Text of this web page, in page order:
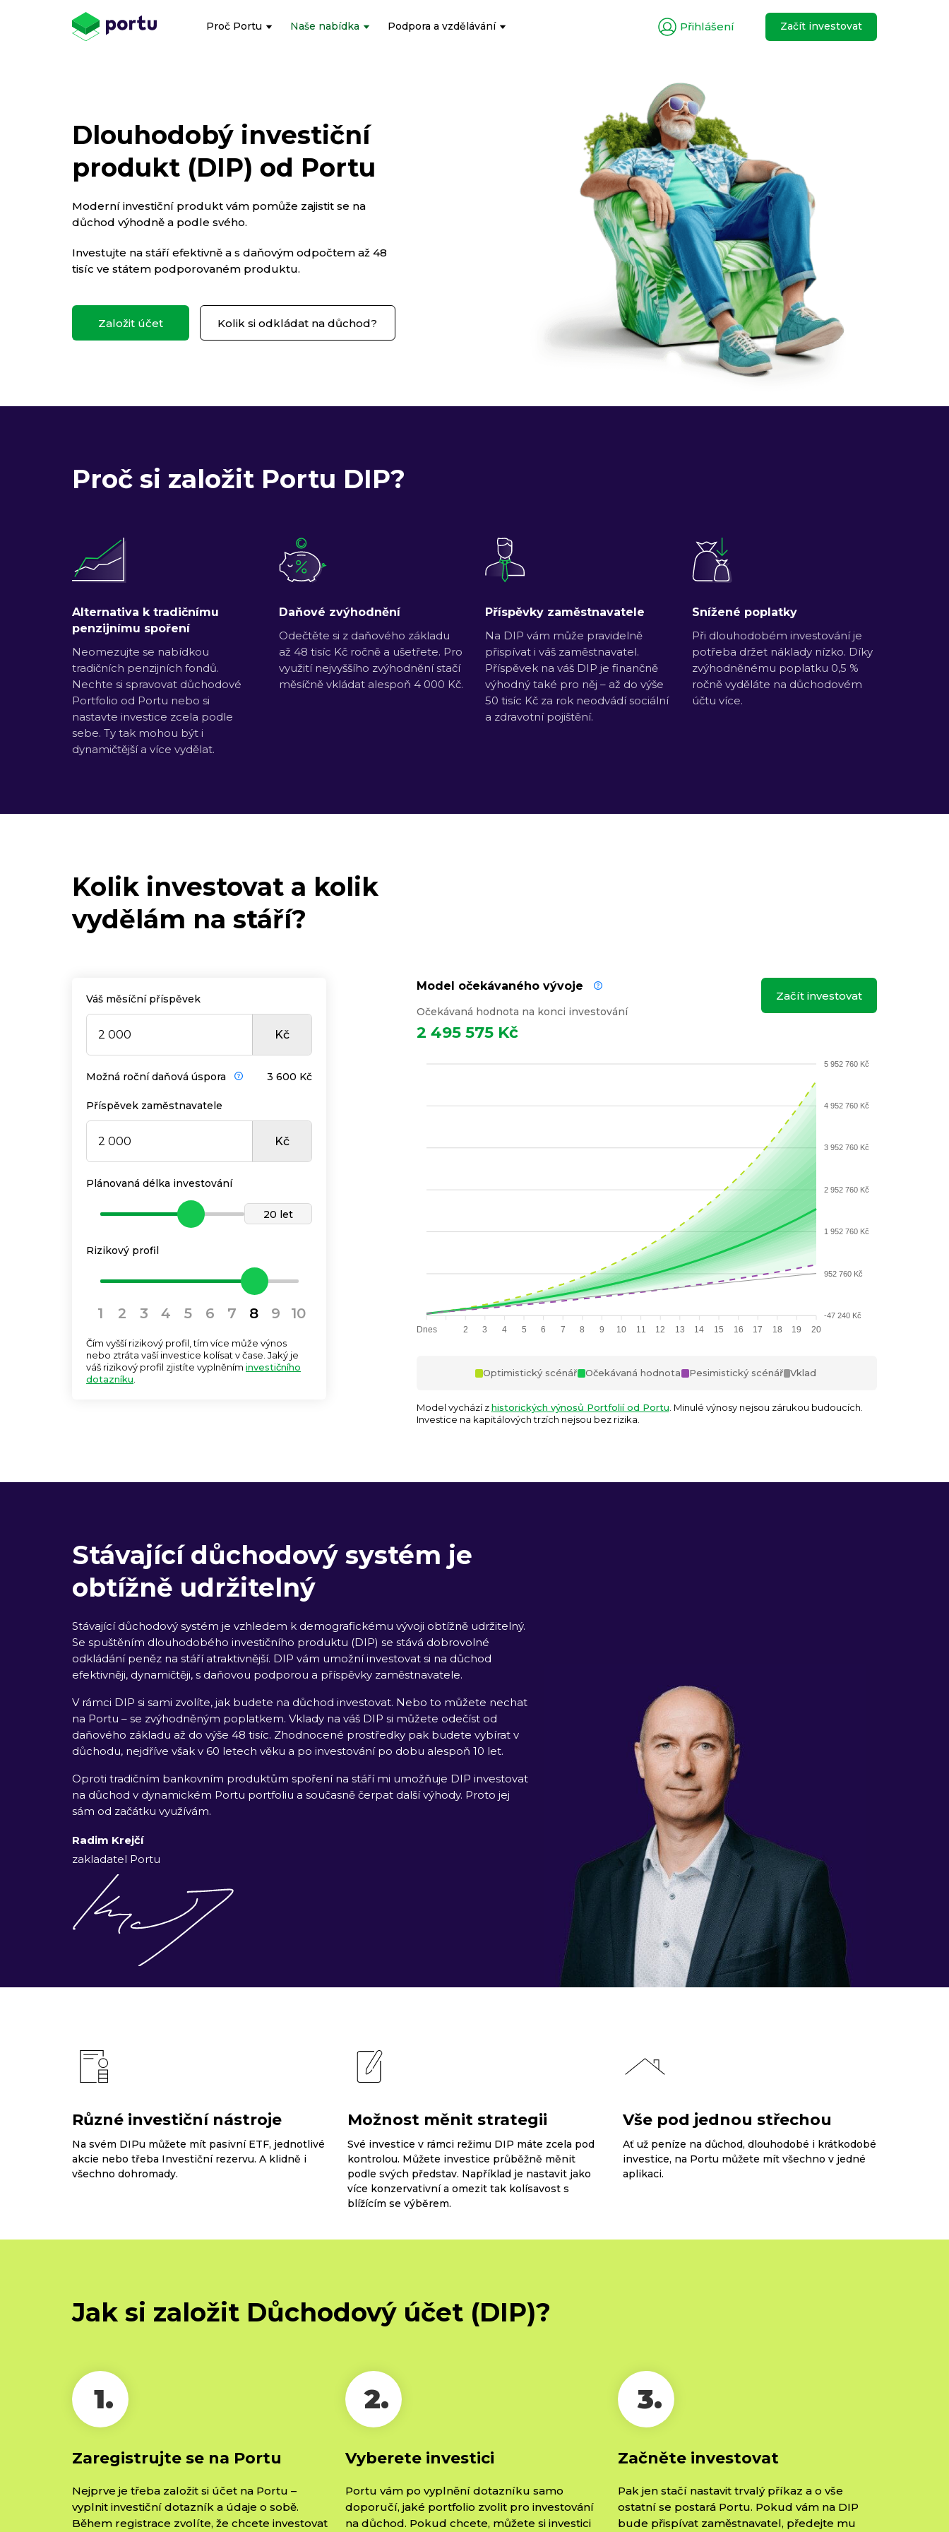
Proč Portu Naše nabídka Podpora a vzdělávání Přihlášení Začít investovat
Dlouhodobý investiční
produkt (DIP) od Portu
Moderní investiční produkt vám pomůže zajistit se na
důchod výhodně a podle svého.
Investujte na stáří efektivně a s daňovým odpočtem až 48
tisíc ve státem podporovaném produktu.
Založit účet Kolik si odkládat na důchod?
Proč si založit Portu DIP?
Alternativa k tradičnímu
penzijnímu spoření
Neomezujte se nabídkou
tradičních penzijních fondů.
Nechte si spravovat důchodové
Portfolio od Portu nebo si
nastavte investice zcela podle
sebe. Ty tak mohou být i
dynamičtější a více vydělat.
Daňové zvýhodnění
Odečtěte si z daňového základu
až 48 tisíc Kč ročně a ušetřete. Pro
využití nejvyššího zvýhodnění stačí
měsíčně vkládat alespoň 4 000 Kč.
Příspěvky zaměstnavatele
Na DIP vám může pravidelně
přispívat i váš zaměstnavatel.
Příspěvek na váš DIP je finančně
výhodný také pro něj –⁠ až do výše
50 tisíc Kč za rok neodvádí sociální
a zdravotní pojištění.
Snížené poplatky
Při dlouhodobém investování je
potřeba držet náklady nízko. Díky
zvýhodněnému poplatku 0,5 %
ročně vyděláte na důchodovém
účtu více.
Kolik investovat a kolik
vydělám na stáří?
Váš měsíční příspěvek
Kč
Možná roční daňová úspora 3 600 Kč
Příspěvek zaměstnavatele
Kč
Plánovaná délka investování
20 let
Rizikový profil
1 2 3 4 5 6 7 8 9 10
Čím vyšší rizikový profil, tím více může výnos
nebo ztráta vaší investice kolísat v čase. Jaký je
váš rizikový profil zjistíte vyplněním investičního
dotazníku
Model očekávaného vývoje
Očekávaná hodnota na konci investování
2 495 575 Kč
Začít investovat
5 952 760 Kč
4 952 760 Kč
3 952 760 Kč
2 952 760 Kč
1 952 760 Kč
952 760 Kč
-47 240 Kč
Dnes 2 3 4 5 6 7 8 9 10 11 12 13 14 15 16 17 18 19 20
Optimistický scénář Očekávaná hodnota Pesimistický scénář Vklad
Model vychází zhistorických výnosů Portfolií od Portu . Minulé výnosy nejsou zárukou budoucích.
Investice na kapitálových trzích nejsou bez rizika.
Stávající důchodový systém je
obtížně udržitelný
Stávající důchodový systém je vzhledem k demografickému vývoji obtížně udržitelný.
Se spuštěním dlouhodobého investičního produktu (DIP) se stává dobrovolné
odkládání peněz na stáří atraktivnější. DIP vám umožní investovat si na důchod
efektivněji, dynamičtěji, s daňovou podporou a příspěvky zaměstnavatele.
V rámci DIP si sami zvolíte, jak budete na důchod investovat. Nebo to můžete nechat
na Portu – se zvýhodněným poplatkem. Vklady na váš DIP si můžete odečíst od
daňového základu až do výše 48 tisíc. Zhodnocené prostředky pak budete vybírat v
důchodu, nejdříve však v 60 letech věku a po investování po dobu alespoň 10 let.
Oproti tradičním bankovním produktům spoření na stáří mi umožňuje DIP investovat
na důchod v dynamickém Portu portfoliu a současně čerpat další výhody. Proto jej
sám od začátku využívám.
Radim Krejčí
zakladatel Portu
Různé investiční nástroje
Na svém DIPu můžete mít pasivní ETF, jednotlivé
akcie nebo třeba Investiční rezervu. A klidně i
všechno dohromady.
Možnost měnit strategii
Své investice v rámci režimu DIP máte zcela pod
kontrolou. Můžete investice průběžně měnit
podle svých představ. Například je nastavit jako
více konzervativní a omezit tak kolísavost s
blížícím se výběrem.
Vše pod jednou střechou
Ať už peníze na důchod, dlouhodobé i krátkodobé
investice, na Portu můžete mít všechno v jedné
aplikaci.
Jak si založit Důchodový účet (DIP)?
1.
Zaregistrujte se na Portu
Nejprve je třeba založit si účet na Portu –⁠
vyplnit investiční dotazník a údaje o sobě.
Během registrace zvolíte, že chcete investovat
2.
Vyberete investici
Portu vám po vyplnění dotazníku samo
doporučí, jaké portfolio zvolit pro investování
na důchod. Pokud chcete, můžete si investici
3.
Začněte investovat
Pak jen stačí nastavit trvalý příkaz a o vše
ostatní se postará Portu. Pokud vám na DIP
bude přispívat zaměstnavatel, předejte mu